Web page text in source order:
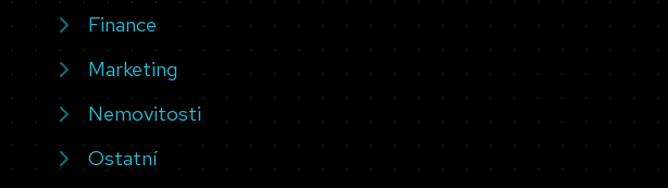
Finance
Marketing
Nemovitosti
Ostatní